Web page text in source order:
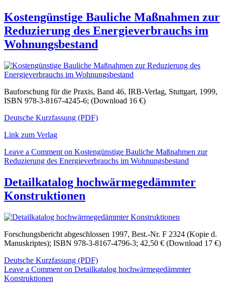
Kostengünstige Bauliche Maßnahmen zur
Reduzierung des Energieverbrauchs im
Wohnungsbestand
Bauforschung für die Praxis, Band 46, IRB-Verlag, Stuttgart, 1999,
ISBN 978-3-8167-4245-6; (Download 16 €)
Deutsche Kurzfassung (PDF)
Link zum Verlag
Leave a Comment on Kostengünstige Bauliche Maßnahmen zur
Reduzierung des Energieverbrauchs im Wohnungsbestand
Detailkatalog hochwärmegedämmter
Konstruktionen
Forschungsbericht abgeschlossen 1997, Best.-Nr. F 2324 (Kopie d.
Manuskriptes); ISBN 978-3-8167-4796-3; 42,50 € (Download 17 €)
Deutsche Kurzfassung (PDF)
Leave a Comment on Detailkatalog hochwärmegedämmter
Konstruktionen